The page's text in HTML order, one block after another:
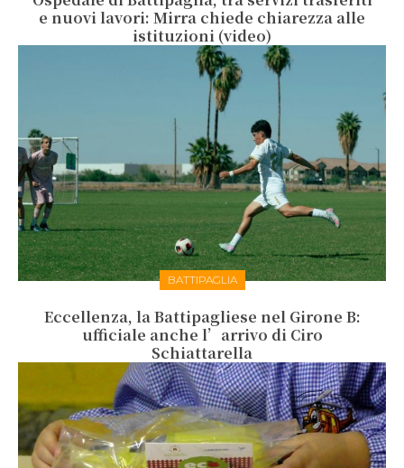
e nuovi lavori: Mirra chiede chiarezza alle
istituzioni (video)
BATTIPAGLIA
Eccellenza, la Battipagliese nel Girone B:
ufficiale anche l’arrivo di Ciro
Schiattarella